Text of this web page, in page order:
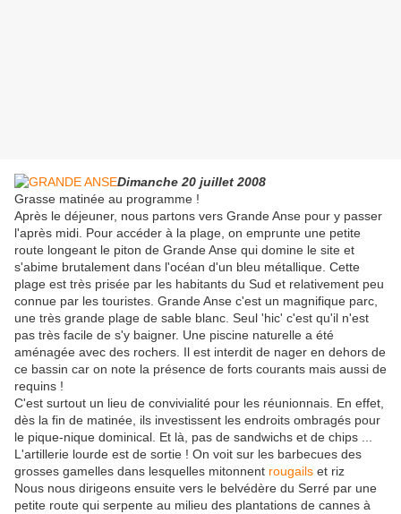
Dimanche 20 juillet 2008
Grasse matinée au programme !
Après le déjeuner, nous partons vers Grande Anse pour y passer
l'après midi. Pour accéder à la plage, on emprunte une petite
route longeant le piton de Grande Anse qui domine le site et
s'abime brutalement dans l'océan d'un bleu métallique. Cette
plage est très prisée par les habitants du Sud et relativement peu
connue par les touristes. Grande Anse c'est un magnifique parc,
une très grande plage de sable blanc. Seul 'hic' c'est qu'il n'est
pas très facile de s'y baigner. Une piscine naturelle a été
aménagée avec des rochers. Il est interdit de nager en dehors de
ce bassin car on note la présence de forts courants mais aussi de
requins !
C'est surtout un lieu de convivialité pour les réunionnais. En effet,
dès la fin de matinée, ils investissent les endroits ombragés pour
le pique-nique dominical. Et là, pas de sandwichs et de chips ...
L'artillerie lourde est de sortie ! On voit sur les barbecues des
grosses gamelles dans lesquelles mitonnent rougails et riz
Nous nous dirigeons ensuite vers le belvédère du Serré par une
petite route qui serpente au milieu des plantations de cannes à